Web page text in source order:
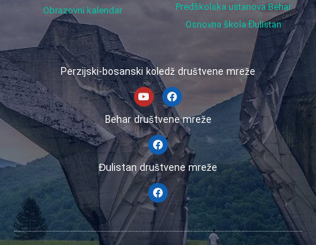
Obrazovni kalendar
Predškolska ustanova Behar
Osnovna škola Đulistan
Perzijski-bosanski koledž društvene mreže
Behar društvene mreže
Đulistan društvene mreže